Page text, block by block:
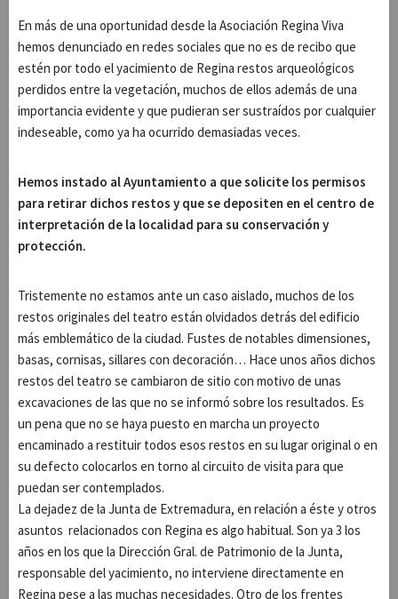
En más de una oportunidad desde la Asociación Regina Viva
hemos denunciado en redes sociales que no es de recibo que
estén por todo el yacimiento de Regina restos arqueológicos
perdidos entre la vegetación, muchos de ellos además de una
importancia evidente y que pudieran ser sustraídos por cualquier
indeseable, como ya ha ocurrido demasiadas veces.
Hemos instado al Ayuntamiento a que solicite los permisos
para retirar dichos restos y que se depositen en el centro de
interpretación de la localidad para su conservación y
protección.
Tristemente no estamos ante un caso aislado, muchos de los
restos originales del teatro están olvidados detrás del edificio
más emblemático de la ciudad. Fustes de notables dimensiones,
basas, cornisas, sillares con decoración… Hace unos años dichos
restos del teatro se cambiaron de sitio con motivo de unas
excavaciones de las que no se informó sobre los resultados. Es
un pena que no se haya puesto en marcha un proyecto
encaminado a restituir todos esos restos en su lugar original o en
su defecto colocarlos en torno al circuito de visita para que
puedan ser contemplados.
La dejadez de la Junta de Extremadura, en relación a éste y otros
asuntos relacionados con Regina es algo habitual. Son ya 3 los
años en los que la Dirección Gral. de Patrimonio de la Junta,
responsable del yacimiento, no interviene directamente en
Regina pese a las muchas necesidades. Otro de los frentes